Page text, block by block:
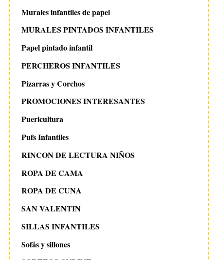
Murales infantiles de papel
MURALES PINTADOS INFANTILES
Papel pintado infantil
PERCHEROS INFANTILES
Pizarras y Corchos
PROMOCIONES INTERESANTES
Puericultura
Pufs Infantiles
RINCON DE LECTURA NIÑOS
ROPA DE CAMA
ROPA DE CUNA
SAN VALENTIN
SILLAS INFANTILES
Sofás y sillones